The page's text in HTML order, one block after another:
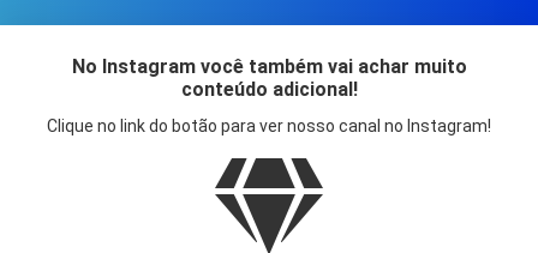
No Instagram você também vai achar muito
conteúdo adicional!
Clique no link do botão para ver nosso canal no Instagram!